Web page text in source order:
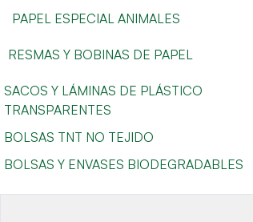
PAPEL ESPECIAL ANIMALES
RESMAS Y BOBINAS DE PAPEL
SACOS Y LÁMINAS DE PLÁSTICO
TRANSPARENTES
BOLSAS TNT NO TEJIDO
BOLSAS Y ENVASES BIODEGRADABLES